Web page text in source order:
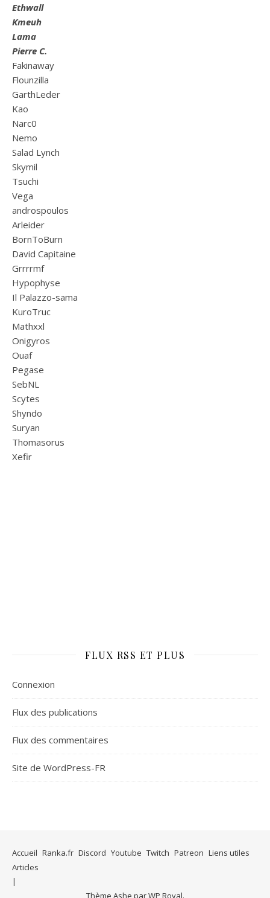
Ethwall
Kmeuh
Lama
Pierre C.
Fakinaway
Flounzilla
GarthLeder
Kao
Narc0
Nemo
Salad Lynch
Skymil
Tsuchi
Vega
androspoulos
Arleider
BornToBurn
David Capitaine
Grrrrmf
Hypophyse
Il Palazzo-sama
KuroTruc
Mathxxl
Onigyros
Ouaf
Pegase
SebNL
Scytes
Shyndo
Suryan
Thomasorus
Xefir
FLUX RSS ET PLUS
Connexion
Flux des publications
Flux des commentaires
Site de WordPress-FR
Accueil Ranka.fr Discord Youtube Twitch Patreon Liens utiles
Articles
Thème Ashe parWP Royal.